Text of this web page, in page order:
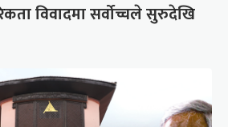
विवादमा सर्वोच्चले सुरुदेखि